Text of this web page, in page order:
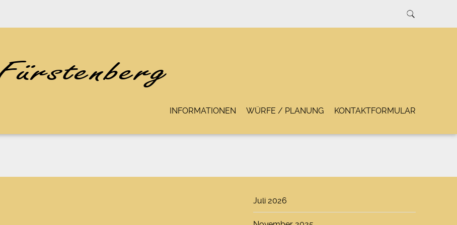
INFORMATIONEN WÜRFE / PLANUNG KONTAKTFORMULAR
Juli 2026